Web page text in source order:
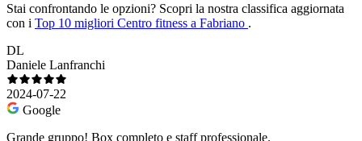
Stai confrontando le opzioni? Scopri la nostra classifica aggiornata
con i Top 10 migliori Centro fitness a Fabriano .
DL
Daniele Lanfranchi
2024-07-22
Google
Grande gruppo! Box completo e staff professionale.